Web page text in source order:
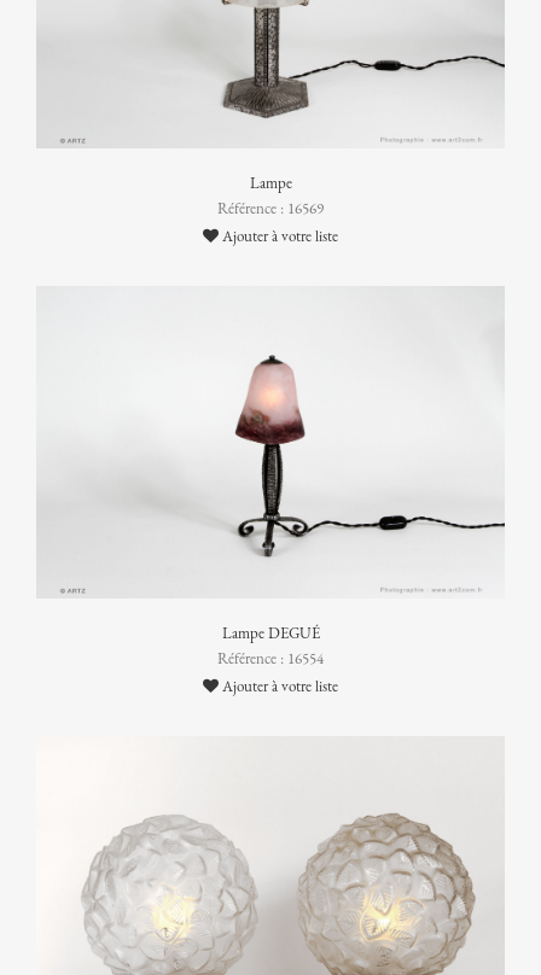
Lampe
Référence : 16569
Ajouter à votre liste
Lampe DEGUÉ
Référence : 16554
Ajouter à votre liste